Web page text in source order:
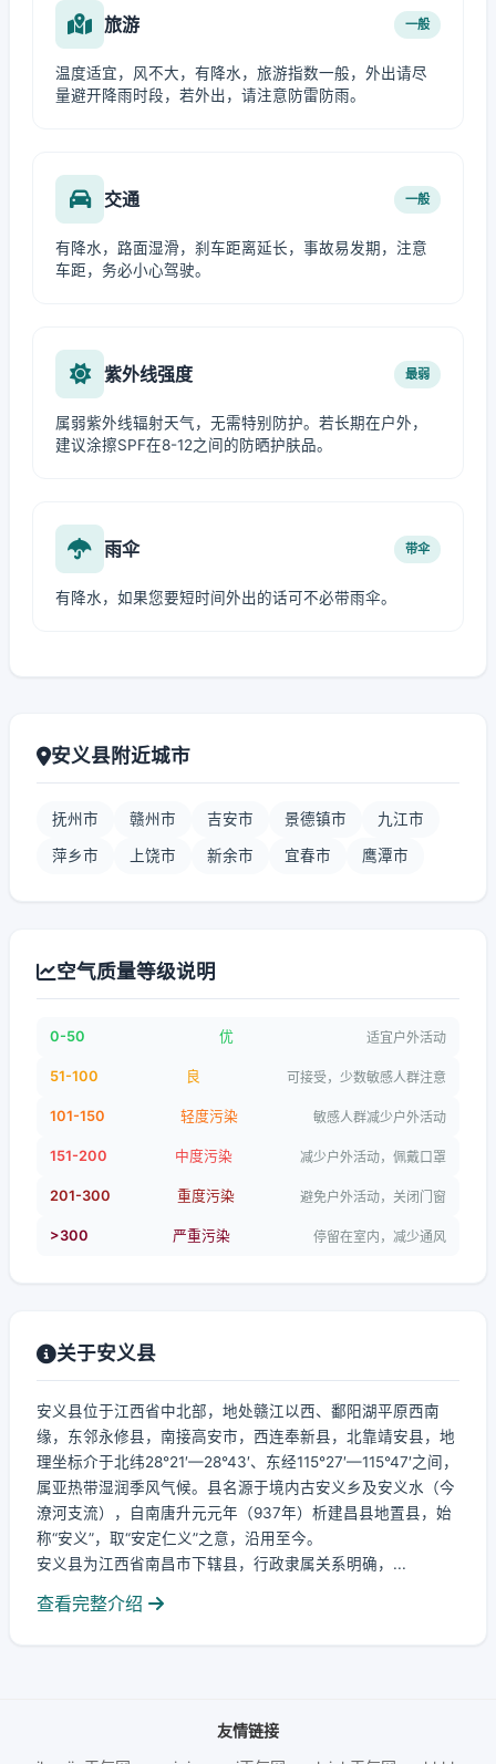
旅游 一般
温度适宜，风不大，有降水，旅游指数一般，外出请尽
量避开降雨时段，若外出，请注意防雷防雨。
交通 一般
有降水，路面湿滑，刹车距离延长，事故易发期，注意
车距，务必小心驾驶。
紫外线强度 最弱
属弱紫外线辐射天气，无需特别防护。若长期在户外，
建议涂擦SPF在8-12之间的防晒护肤品。
雨伞 带伞
有降水，如果您要短时间外出的话可不必带雨伞。
安义县附近城市
抚州市 赣州市 吉安市 景德镇市 九江市
萍乡市 上饶市 新余市 宜春市 鹰潭市
空气质量等级说明
0-50 优 适宜户外活动
51-100 良 可接受，少数敏感人群注意
101-150 轻度污染 敏感人群减少户外活动
151-200 中度污染 减少户外活动，佩戴口罩
201-300 重度污染 避免户外活动，关闭门窗
>300 严重污染 停留在室内，减少通风
关于安义县
安义县位于江西省中北部，地处赣江以西、鄱阳湖平原西南
缘，东邻永修县，南接高安市，西连奉新县，北靠靖安县，地
理坐标介于北纬28°21′—28°43′、东经115°27′—115°47′之间，
属亚热带湿润季风气候。县名源于境内古安义乡及安义水（今
潦河支流），自南唐升元元年（937年）析建昌县地置县，始
称“安义”，取“安定仁义”之意，沿用至今。
安义县为江西省南昌市下辖县，行政隶属关系明确，...
查看完整介绍
友情链接